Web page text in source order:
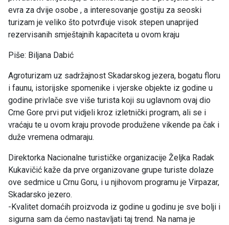
evra za dvije osobe , a interesovanje gostiju za seoski
turizam je veliko što potvrđuje visok stepen unaprijed
rezervisanih smještajnih kapaciteta u ovom kraju
Piše: Biljana Dabić
Agroturizam uz sadržajnost Skadarskog jezera, bogatu floru
i faunu, istorijske spomenike i vjerske objekte iz godine u
godine privlače sve više turista koji su uglavnom ovaj dio
Crne Gore prvi put vidjeli kroz izletnički program, ali se i
vraćaju te u ovom kraju provode produžene vikende pa čak i
duže vremena odmaraju.
Direktorka Nacionalne turističke organizacije Željka Radak
Kukavičić kaže da prve organizovane grupe turiste dolaze
ove sedmice u Crnu Goru, i u njihovom programu je Virpazar,
Skadarsko jezero.
-Kvalitet domaćih proizvoda iz godine u godinu je sve bolji i
sigurna sam da ćemo nastavljati taj trend. Na nama je